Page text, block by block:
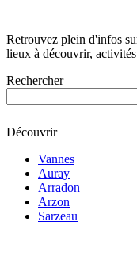
Retrouvez plein d'infos
lieux à découvrir,
Rechercher
Découvrir
Vannes
Auray
Arradon
Arzon
Sarzeau